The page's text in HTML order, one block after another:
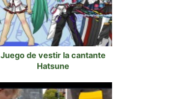
Juego de vestir la cantante
Hatsune